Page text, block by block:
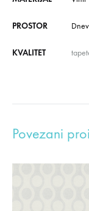
PROSTOR
KVALITET
Povezani